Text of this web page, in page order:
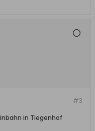
#3
in Tiegenhof